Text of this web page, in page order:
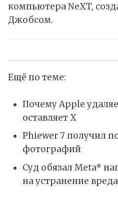
компьютера NeXT,
Джобсом.
Ещё по теме:
Почему Apple
оставляет X
Phiewer 7 получил
фотографий
Суд обязал Meta*
на устранение